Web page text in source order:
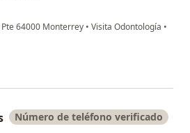
64000 Monterrey • Visita Odontología •
Cortez
Número de teléfono verificado